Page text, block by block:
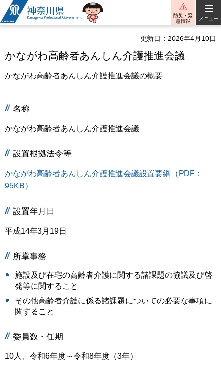
神奈川県
防災・緊
急情報
メニュー
更新日：2026年4月10日
かながわ高齢者あんしん介護推進会議
かながわ高齢者あんしん介護推進会議の概要
名称
かながわ高齢者あんしん介護推進会議
設置根拠法令等
かながわ高齢者あんしん介護推進会議設置要綱（PDF：
95KB）
設置年月日
平成14年3月19日
所掌事務
施設及び在宅の高齢者介護に関する諸課題の協議及び啓
発等に関すること
その他高齢者介護に係る諸課題についての必要な事項に
関すること
委員数・任期
10人、令和6年度～令和8年度（3年）